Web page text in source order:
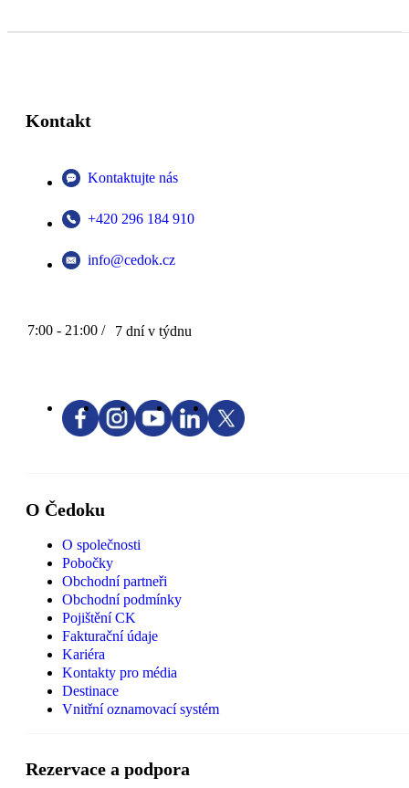
Kontakt
Kontaktujte nás
+420 296 184 910
info@cedok.cz
7:00 - 21:00 / 7 dní v týdnu
O Čedoku
O společnosti
Pobočky
Obchodní partneři
Obchodní podmínky
Pojištění CK
Fakturační údaje
Kariéra
Kontakty pro média
Destinace
Vnitřní oznamovací systém
Rezervace a podpora